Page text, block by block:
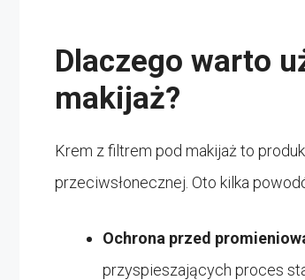
Dlaczego warto
makijaż?
Krem z filtrem pod makijaż to
przeciwsłonecznej. Oto kilka
Ochrona przed
przyspieszających proces